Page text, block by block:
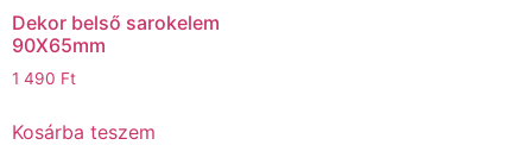
Dekor belső sarokelem
90X65mm
1 490 Ft
Kosárba teszem